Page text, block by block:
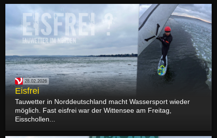
28.02.2026
Eisfrei
Tauwetter in Norddeutschland macht Wassersport wieder
möglich. Fast eisfrei war der Wittensee am Freitag,
Eisschollen...